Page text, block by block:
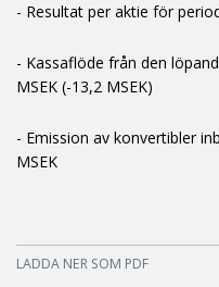
- Resultat per aktie för
- Kassaflöde från den
MSEK (-13,2 MSEK)
- Emission av konvertibler
MSEK
LADDA NER SOM PDF